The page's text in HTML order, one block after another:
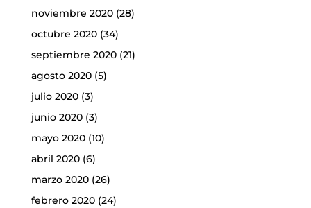
noviembre 2020(28)
octubre 2020(34)
septiembre 2020(21)
agosto 2020(5)
julio 2020(3)
junio 2020(3)
mayo 2020(10)
abril 2020(6)
marzo 2020(26)
febrero 2020(24)